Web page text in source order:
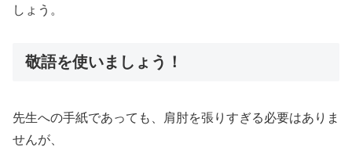
しょう。
敬語を使いましょう！
先生への手紙であっても、肩肘を張りすぎる必要はありま
せんが、